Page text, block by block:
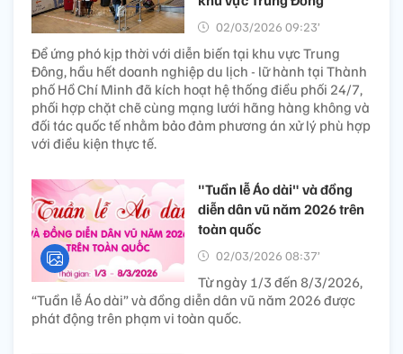
02/03/2026 09:23’
Để ứng phó kịp thời với diễn biến tại khu vực Trung
Đông, hầu hết doanh nghiệp du lịch - lữ hành tại Thành
phố Hồ Chí Minh đã kích hoạt hệ thống điều phối 24/7,
phối hợp chặt chẽ cùng mạng lưới hãng hàng không và
đối tác quốc tế nhằm bảo đảm phương án xử lý phù hợp
với điều kiện thực tế.
"Tuần lễ Áo dài" và đồng
diễn dân vũ năm 2026 trên
toàn quốc
02/03/2026 08:37’
Từ ngày 1/3 đến 8/3/2026,
“Tuần lễ Áo dài” và đồng diễn dân vũ năm 2026 được
phát động trên phạm vi toàn quốc.